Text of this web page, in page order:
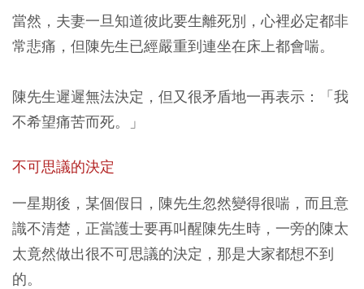
當然，夫妻一旦知道彼此要生離死別，心裡必定都非
常悲痛，但陳先生已經嚴重到連坐在床上都會喘。
陳先生遲遲無法決定，但又很矛盾地一再表示：「我
不希望痛苦而死。」
不可思議的決定
一星期後，某個假日，陳先生忽然變得很喘，而且意
識不清楚，正當護士要再叫醒陳先生時，一旁的陳太
太竟然做出很不可思議的決定，那是大家都想不到
的。